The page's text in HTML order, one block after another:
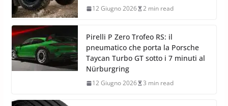
12 Giugno 2026 2 min read
Pirelli P Zero Trofeo RS: il
pneumatico che porta la Porsche
Taycan Turbo GT sotto i 7 minuti al
Nürburgring
12 Giugno 2026 3 min read